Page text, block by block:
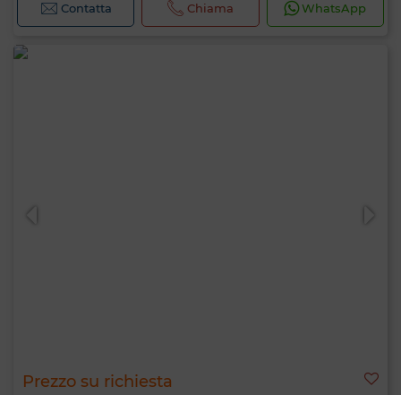
Contatta Chiama WhatsApp
Prezzo su richiesta